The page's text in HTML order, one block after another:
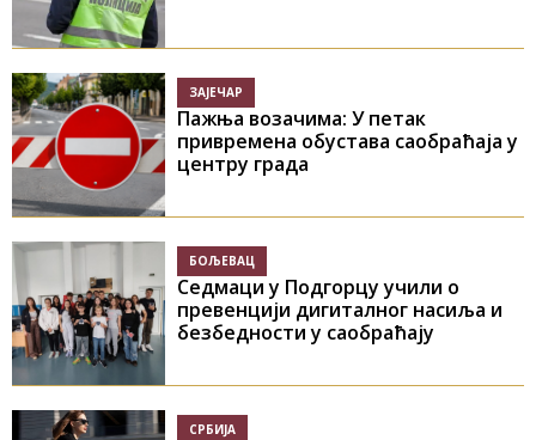
ЗАЈЕЧАР
Пажња возачима: У петак
привремена обустава саобраћаја у
центру града
БОЉЕВАЦ
Седмаци у Подгорцу учили о
превенцији дигиталног насиља и
безбедности у саобраћају
СРБИЈА